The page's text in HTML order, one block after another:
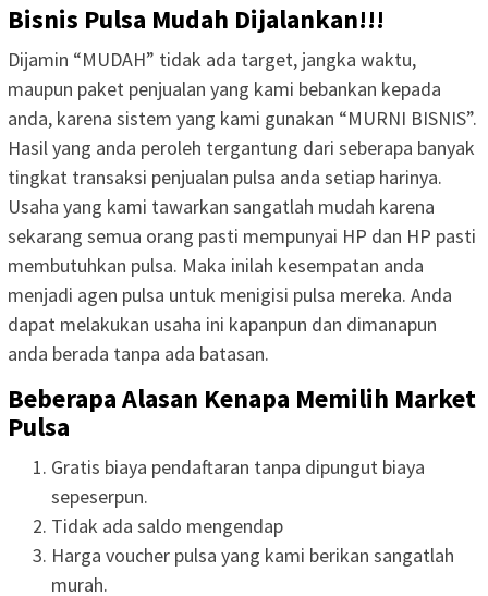
Bisnis Pulsa Mudah Dijalankan!!!
Dijamin “MUDAH” tidak ada target, jangka waktu,
maupun paket penjualan yang kami bebankan kepada
anda, karena sistem yang kami gunakan “MURNI BISNIS”.
Hasil yang anda peroleh tergantung dari seberapa banyak
tingkat transaksi penjualan pulsa anda setiap harinya.
Usaha yang kami tawarkan sangatlah mudah karena
sekarang semua orang pasti mempunyai HP dan HP pasti
membutuhkan pulsa. Maka inilah kesempatan anda
menjadi agen pulsa untuk menigisi pulsa mereka. Anda
dapat melakukan usaha ini kapanpun dan dimanapun
anda berada tanpa ada batasan.
Beberapa Alasan Kenapa Memilih Market
Pulsa
Gratis biaya pendaftaran tanpa dipungut biaya
sepeserpun.
Tidak ada saldo mengendap
Harga voucher pulsa yang kami berikan sangatlah
murah.